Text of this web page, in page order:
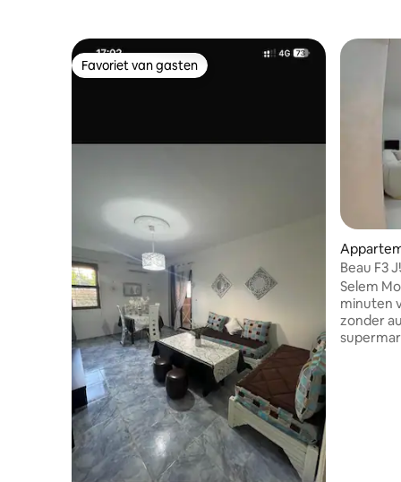
Favoriet van gasten
Favoriet van gasten
Beau F3
Selem Mooie F3 te huur in Jijel: 5
minuten van de
zonder